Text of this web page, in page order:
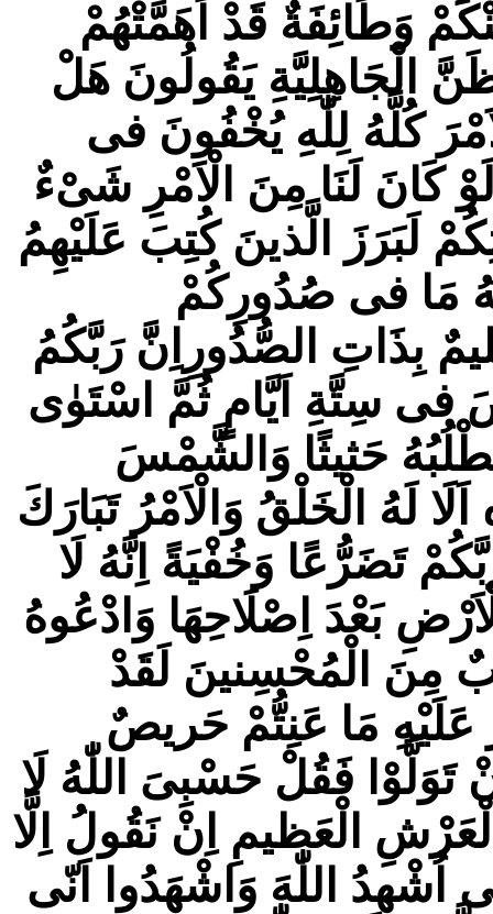
وَطَائِفَةٌ قَدْ اَهَمَّتْهُمْ
الْجَاهِلِيَّةِ يَقُولُونَ هَلْ
كُلَّهُ لِلّٰهِ يُخْفُونَ فى
كَانَ لَنَا مِنَ الْاَمْرِ شَیْءٌ
لَبَرَزَ الَّذينَ كُتِبَ عَلَيْهِمُ
مَا فى صُدُورِكُمْ
بِذَاتِ الصُّدُورِاِنَّ رَبَّكُمُ
فى سِتَّةِ اَيَّامٍ ثُمَّ اسْتَوٰى
حَثيثًا وَالشَّمْسَ
لَهُ الْخَلْقُ وَالْاَمْرُ تَبَارَكَ
تَضَرُّعًا وَخُفْيَةً اِنَّهُ لَا
بَعْدَ اِصْلَاحِهَا وَادْعُوهُ
مِنَ الْمُحْسِنينَ لَقَدْ
مَا عَنِتُّمْ حَريصٌ
تَوَلَّوْا فَقُلْ حَسْبِىَ اللّٰهُ لَا
الْعَظيمِ اِنْ نَقُولُ اِلَّا
اُشْهِدُ اللّٰهَ وَاشْهَدُوا اَنّى